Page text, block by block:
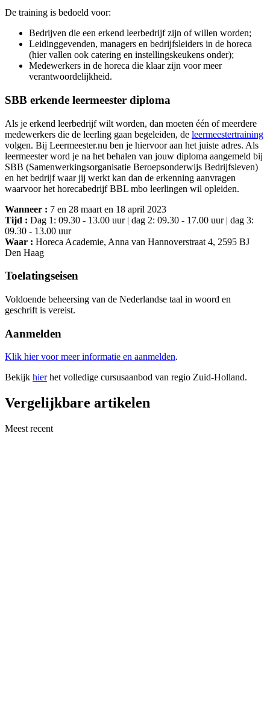
De training is bedoeld voor:
Bedrijven die een erkend leerbedrijf zijn of willen worden;
Leidinggevenden, managers en bedrijfsleiders in de horeca
(hier vallen ook catering en instellingskeukens onder);
Medewerkers in de horeca die klaar zijn voor meer
verantwoordelijkheid.
SBB erkende leermeester diploma
Als je erkend leerbedrijf wilt worden, dan moeten één of meerdere
medewerkers die de leerling gaan begeleiden, de leermeestertraining
volgen. Bij Leermeester.nu ben je hiervoor aan het juiste adres. Als
leermeester word je na het behalen van jouw diploma aangemeld bij
SBB (Samenwerkingsorganisatie Beroepsonderwijs Bedrijfsleven)
en het bedrijf waar jij werkt kan dan de erkenning aanvragen
waarvoor het horecabedrijf BBL mbo leerlingen wil opleiden.
Wanneer : 7 en 28 maart en 18 april 2023
Tijd : Dag 1: 09.30 - 13.00 uur | dag 2: 09.30 - 17.00 uur | dag 3:
09.30 - 13.00 uur
Waar : Horeca Academie, Anna van Hannoverstraat 4, 2595 BJ
Den Haag
Toelatingseisen
Voldoende beheersing van de Nederlandse taal in woord en
geschrift is vereist.
Aanmelden
Klik hier voor meer informatie en aanmelden.
Bekijk hierhet volledige cursusaanbod van regio Zuid-Holland.
Vergelijkbare artikelen
Meest recent